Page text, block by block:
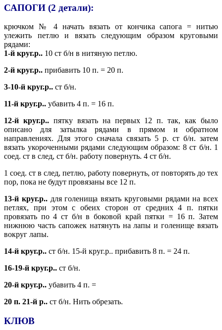
САПОГИ (2 детали):
крючком № 4 начать вязать от кончика сапога = нитью
улежить петлю и вязать следующим образом круговыми
рядами:
1-й круг.р.. 10 ст б/н в нитяную петлю.
2-й круг.р.. прибавить 10 п. = 20 п.
3-10-й круг.р.. ст б/н.
11-й круг.р.. убавить 4 п. = 16 п.
12-й круг.р..пятку вязать на первых 12 п. так, как было
описано для затылка рядами в прямом и обратном
направлениях. Для этого сначала связать 5 р. ст б/н. затем
вязать укороченными рядами следующим образом: 8 ст б/н. 1
соед. ст в след, ст б/н. работу повернуть. 4 ст б/н.
1 соед. ст в след, петлю, работу повернуть, от повторять до тех
пор, пока не будут провязаны все 12 п.
13-й круг.р..для голенища вязать круговыми рядами на всех
петлях, при этом с обеих сторон от средних 4 п. пятки
провязать по 4 ст б/н в боковой край пятки = 16 п. Затем
нижнюю часть сапожек натянуть на лапы и голенище вязать
вокруг лапы.
14-й круг.р.. ст б/н. 15-й круг.р.. прибавить 8 п. = 24 п.
16-19-й круг.р.. ст б/н.
20-й круг.р.. убавить 4 п. =
20 п. 21-й р.. ст б/н. Нить обрезать.
КЛЮВ